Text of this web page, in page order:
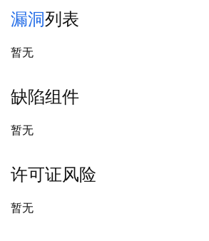
漏洞列表
暂无
缺陷组件
暂无
许可证风险
暂无